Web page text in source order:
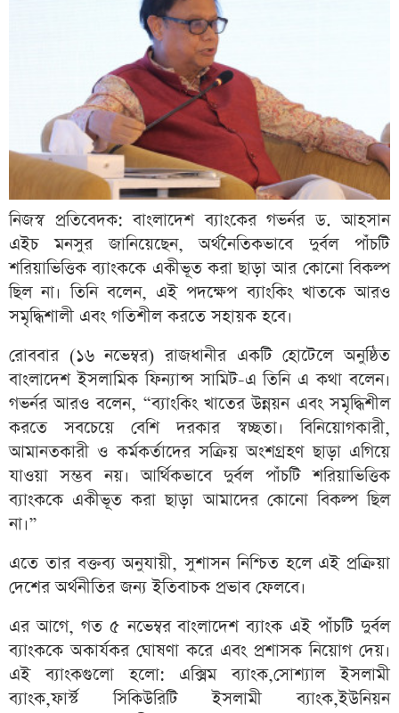
নিজস্ব প্রতিবেদক: বাংলাদেশ ব্যাংকের গভর্নর ড. আহসান
এইচ মনসুর জানিয়েছেন, অর্থনৈতিকভাবে দুর্বল পাঁচটি
শরিয়াভিত্তিক ব্যাংককে একীভূত করা ছাড়া আর কোনো বিকল্প
ছিল না। তিনি বলেন, এই পদক্ষেপ ব্যাংকিং খাতকে আরও
সমৃদ্ধিশালী এবং গতিশীল করতে সহায়ক হবে।
রোববার (১৬ নভেম্বর) রাজধানীর একটি হোটেলে অনুষ্ঠিত
বাংলাদেশ ইসলামিক ফিন্যান্স সামিট-এ তিনি এ কথা বলেন।
গভর্নর আরও বলেন, “ব্যাংকিং খাতের উন্নয়ন এবং সমৃদ্ধিশীল
করতে সবচেয়ে বেশি দরকার স্বচ্ছতা। বিনিয়োগকারী,
আমানতকারী ও কর্মকর্তাদের সক্রিয় অংশগ্রহণ ছাড়া এগিয়ে
যাওয়া সম্ভব নয়। আর্থিকভাবে দুর্বল পাঁচটি শরিয়াভিত্তিক
ব্যাংককে একীভূত করা ছাড়া আমাদের কোনো বিকল্প ছিল
না।”
এতে তার বক্তব্য অনুযায়ী, সুশাসন নিশ্চিত হলে এই প্রক্রিয়া
দেশের অর্থনীতির জন্য ইতিবাচক প্রভাব ফেলবে।
এর আগে, গত ৫ নভেম্বর বাংলাদেশ ব্যাংক এই পাঁচটি দুর্বল
ব্যাংককে অকার্যকর ঘোষণা করে এবং প্রশাসক নিয়োগ দেয়।
এই ব্যাংকগুলো হলো: এক্সিম ব্যাংক,সোশ্যাল ইসলামী
ব্যাংক,ফার্স্ট সিকিউরিটি ইসলামী ব্যাংক,ইউনিয়ন